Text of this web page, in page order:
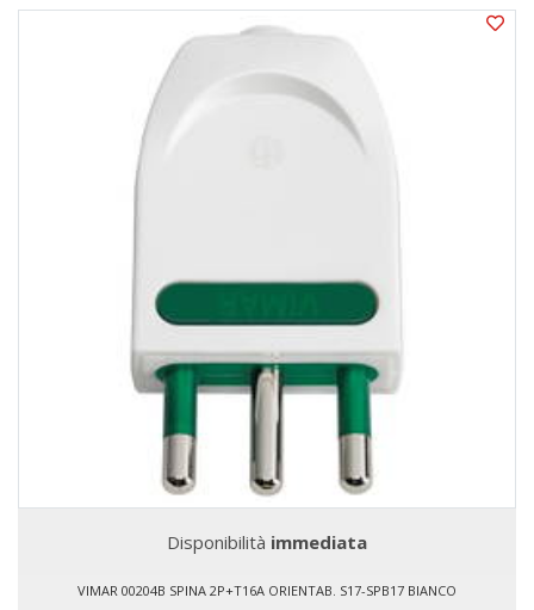
Disponibilità immediata
VIMAR 00204B SPINA 2P+T16A ORIENTAB. S17-SPB17 BIANCO